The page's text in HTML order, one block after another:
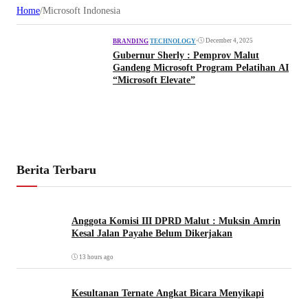
Home/Microsoft Indonesia
BRANDING TECHNOLOGY• December 4, 2025
Gubernur Sherly : Pemprov Malut
Gandeng Microsoft Program Pelatihan AI
“Microsoft Elevate”
Berita Terbaru
Anggota Komisi III DPRD Malut : Muksin Amrin
Kesal Jalan Payahe Belum Dikerjakan
13 hours ago
Kesultanan Ternate Angkat Bicara Menyikapi